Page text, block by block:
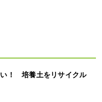
い！ 培養土をリサイクル